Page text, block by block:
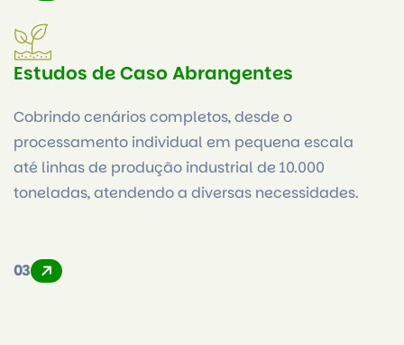
Estudos de Caso Abrangentes
Cobrindo cenários completos, desde o
processamento individual em pequena escala
até linhas de produção industrial de 10.000
toneladas, atendendo a diversas necessidades.
03